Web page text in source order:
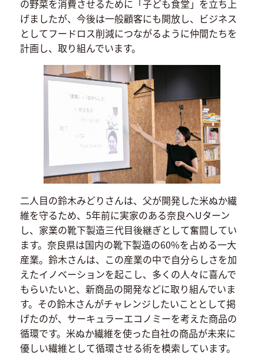
の野菜を消費させるために「子ども食堂」を立ち上
げましたが、今後は一般顧客にも開放し、ビジネス
としてフードロス削減につながるように仲間たちを
計画し、取り組んでいます。
二人目の鈴木みどりさんは、父が開発した米ぬか繊
維を守るため、5年前に実家のある奈良へUターン
し、家業の靴下製造三代目後継ぎとして奮闘してい
ます。奈良県は国内の靴下製造の60%を占める一大
産業。鈴木さんは、この産業の中で自分らしさを加
えたイノベーションを起こし、多くの人々に喜んで
もらいたいと、新商品の開発などに取り組んでいま
す。その鈴木さんがチャレンジしたいこととして掲
げたのが、サーキュラーエコノミーを考えた商品の
循環です。米ぬか繊維を使った自社の商品が未来に
優しい繊維として循環させる術を模索しています。